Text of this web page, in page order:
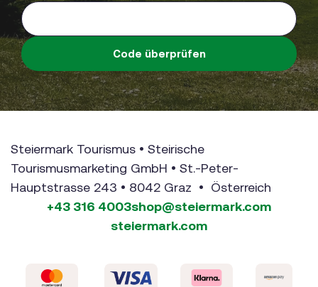
Code überprüfen
Steiermark Tourismus • Steirische
Tourismusmarketing GmbH • St.-Peter-
Hauptstrasse 243 • 8042 Graz • Österreich
+43 316 4003shop@steiermark.com
steiermark.com